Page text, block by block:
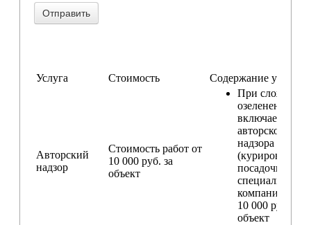
Услуга Стоимость Содержание услуги
Авторский
надзор
Стоимость работ от
10 000 руб. за
объект
При сложном
озеленении
включаем
авторского
надзора
(курирование
посадочных
специалистом
компании) —
10 000 руб. за
объект